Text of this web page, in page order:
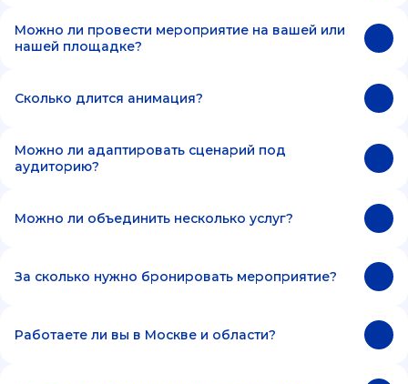
Можно ли провести мероприятие на вашей или
нашей площадке?
Сколько длится анимация?
Можно ли адаптировать сценарий под
аудиторию?
Можно ли объединить несколько услуг?
За сколько нужно бронировать мероприятие?
Работаете ли вы в Москве и области?